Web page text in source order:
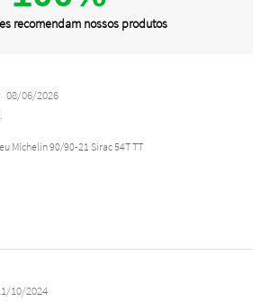
recomendam nossos produtos
08/06/2026
Michelin 90/90-21 Sirac 54T TT
10/2024